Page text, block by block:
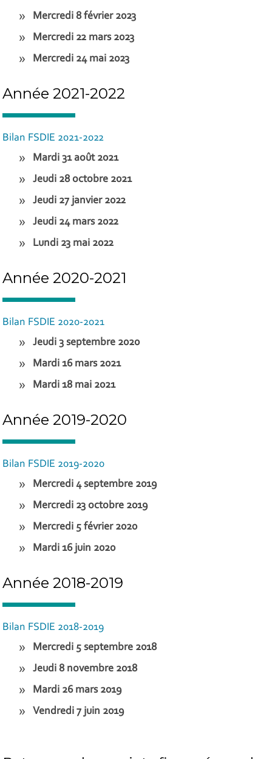
Mercredi 8 février 2023
Mercredi 22 mars 2023
Mercredi 24 mai 2023
Année 2021-2022
Bilan FSDIE 2021-2022
Mardi 31 août 2021
Jeudi 28 octobre 2021
Jeudi 27 janvier 2022
Jeudi 24 mars 2022
Lundi 23 mai 2022
Année 2020-2021
Bilan FSDIE 2020-2021
Jeudi 3 septembre 2020
Mardi 16 mars 2021
Mardi 18 mai 2021
Année 2019-2020
Bilan FSDIE 2019-2020
Mercredi 4 septembre 2019
Mercredi 23 octobre 2019
Mercredi 5 février 2020
Mardi 16 juin 2020
Année 2018-2019
Bilan FSDIE 2018-2019
Mercredi 5 septembre 2018
Jeudi 8 novembre 2018
Mardi 26 mars 2019
Vendredi 7 juin 2019